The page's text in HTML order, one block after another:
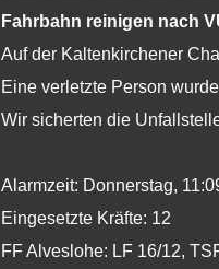
Fahrbahn reinigen nach
Auf der Kaltenkirchener
Eine verletzte Person
Wir sicherten die
Alarmzeit: Donnerstag,
Eingesetzte Kräfte: 12
FF Alveslohe: LF 16/12,